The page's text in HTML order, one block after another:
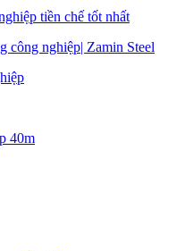
công nghiệp| Zamin Steel
40m